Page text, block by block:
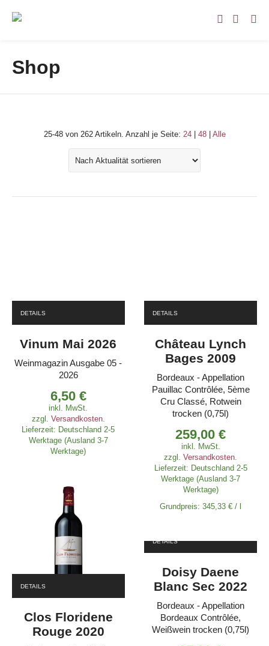
Shop
25-48 von 262 Artikeln. Anzahl je Seite: 24| 48| Alle
DETAILS
Vinum Mai 2026
Weinmagazin Ausgabe 05 -
2026
6,50 €
inkl. MwSt.
zzgl. Versandkosten.
Lieferzeit: Deutschland 2-5
Werktage (Ausland 3-7
Werktage)
DETAILS
Château Lynch
Bages 2009
Bordeaux - Appellation
Pauillac Contrôlée, 5ème
Cru Classé, Rotwein
trocken (0,75l)
259,00€
inkl. MwSt.
zzgl.Versandkosten
Lieferzeit: Deutschland 2-5
Werktage (Ausland 3-7
Werktage)
Grundpreis:345,33€ /l
DETAILS
Clos Floridene
Rouge 2020
DETAILS
Doisy Daene
Blanc Sec 2022
Bordeaux - Appellation
Bordeaux Contrôlée,
Weißwein trocken (0,75l)